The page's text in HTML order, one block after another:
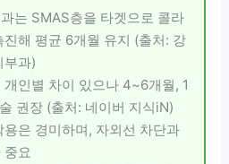
는 SMAS층을 타겟으로 콜라
진해 평균 6개월 유지 (출처: 강
부과)
개인별 차이 있으나 4~6개월, 1
권장 (출처: 네이버 지식iN)
용은 경미하며, 자외선 차단과
중요